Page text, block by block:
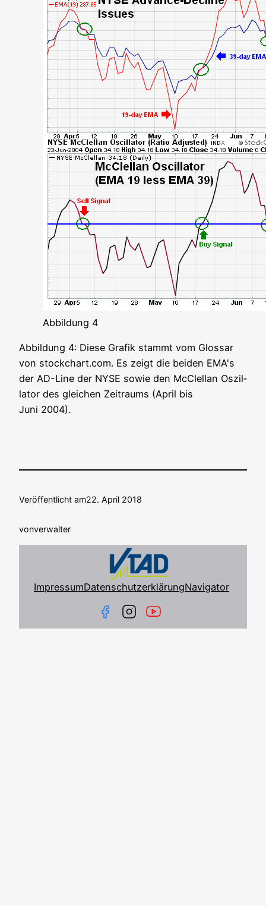
Abbil­dung 4
Abbil­dung 4: Die­se Gra­fik stammt vom Glos­sar
von stockchart.com. Es zeigt die bei­den EMA's
der AD-Line der NYSE sowie den McClel­lan Oszil­
la­tor des glei­chen Zeit­raums (April bis
Juni 2004).
Veröffentlicht am22. April 2018
vonverwalter
ImpressumDatenschutzerklärungNavigator